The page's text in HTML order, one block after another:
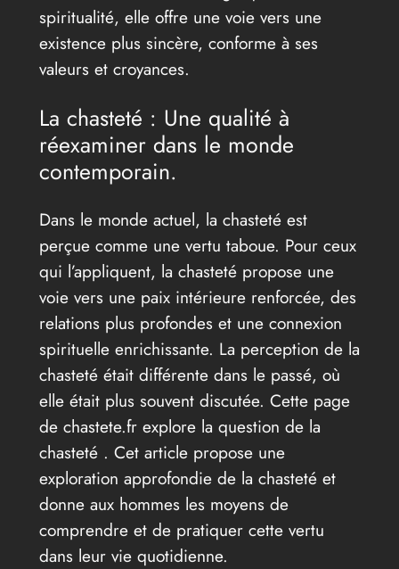
spiritualité, elle offre une voie vers une
existence plus sincère, conforme à ses
valeurs et croyances.
La chasteté : Une qualité à
réexaminer dans le monde
contemporain.
Dans le monde actuel, la chasteté est
perçue comme une vertu taboue. Pour ceux
qui l’appliquent, la chasteté propose une
voie vers une paix intérieure renforcée, des
relations plus profondes et une connexion
spirituelle enrichissante. La perception de la
chasteté était différente dans le passé, où
elle était plus souvent discutée. Cette page
de chastete.fr explore la question de la
chasteté . Cet article propose une
exploration approfondie de la chasteté et
donne aux hommes les moyens de
comprendre et de pratiquer cette vertu
dans leur vie quotidienne.